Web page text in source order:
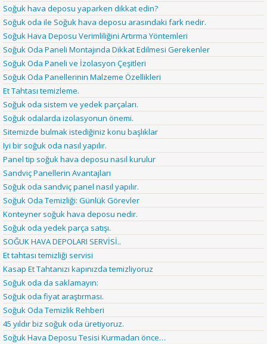
Soğuk hava deposu yaparken dikkat edin?
Soğuk oda ile Soğuk hava deposu arasındaki fark nedir.
Soğuk Hava Deposu Verimliliğini Artırma Yöntemleri
Soğuk Oda Paneli Montajında Dikkat Edilmesi Gerekenler
Soğuk Oda Paneli ve İzolasyon Çeşitleri
Soğuk Oda Panellerinin Malzeme Özellikleri
Et Tahtası temizleme.
Soğuk oda sistem ve yedek parçaları.
Soğuk odalarda izolasyonun önemi.
Sitemizde bulmak istediğiniz konu başlıklar
Iyi bir soğuk oda nasıl yapılır.
Panel tip soğuk hava deposu nasıl kurulur
Sandviç Panellerin Avantajları
Soğuk oda sandviç panel nasıl yapılır.
Soğuk Oda Temizliği: Günlük Görevler
Konteyner soğuk hava deposu nedir.
Soğuk oda yedek parça satışı.
SOĞUK HAVA DEPOLARI SERVİSİ..
Et tahtası temizliği servisi
Kasap Et Tahtanızı kapınızda temizliyoruz
Soğuk oda da saklamayın:
Soğuk oda fiyat araştırması.
Soğuk Oda Temizlik Rehberi
45 yıldır biz soğuk oda üretiyoruz.
Soğuk Hava Deposu Tesisi Kurmadan önce…